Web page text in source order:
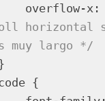
horizontal
muy largo */